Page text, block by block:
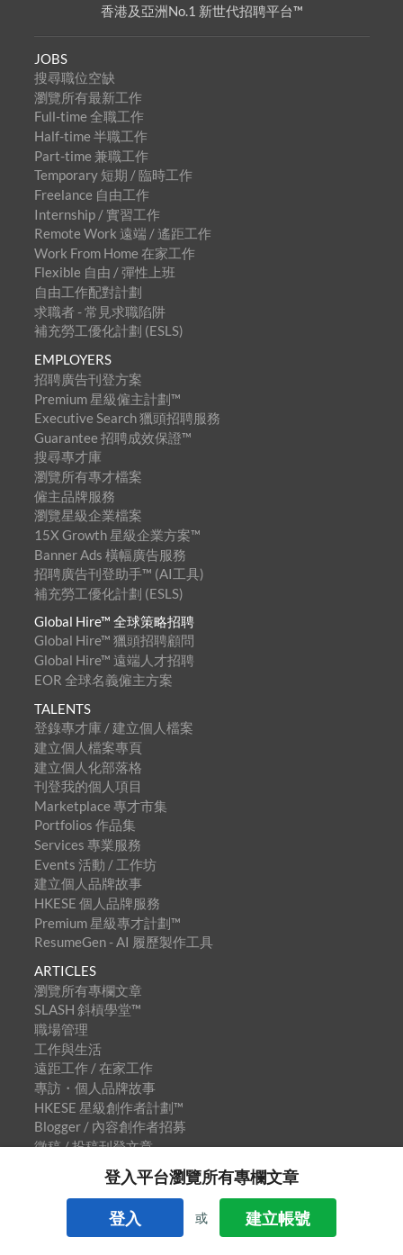
香港及亞洲No.1 新世代招聘平台™
JOBS
搜尋職位空缺
瀏覽所有最新工作
Full-time 全職工作
Half-time 半職工作
Part-time 兼職工作
Temporary 短期 / 臨時工作
Freelance 自由工作
Internship / 實習工作
Remote Work 遠端 / 遙距工作
Work From Home 在家工作
Flexible 自由 / 彈性上班
自由工作配對計劃
求職者 - 常見求職陷阱
補充勞工優化計劃 (ESLS)
EMPLOYERS
招聘廣告刊登方案
Premium 星級僱主計劃™
Executive Search 獵頭招聘服務
Guarantee 招聘成效保證™
搜尋專才庫
瀏覽所有專才檔案
僱主品牌服務
瀏覽星級企業檔案
15X Growth 星級企業方案™
Banner Ads 橫幅廣告服務
招聘廣告刊登助手™ (AI工具)
補充勞工優化計劃 (ESLS)
Global Hire™ 全球策略招聘
Global Hire™ 獵頭招聘顧問
Global Hire™ 遠端人才招聘
EOR 全球名義僱主方案
TALENTS
登錄專才庫 / 建立個人檔案
建立個人檔案專頁
建立個人化部落格
刊登我的個人項目
Marketplace 專才市集
Portfolios 作品集
Services 專業服務
Events 活動 / 工作坊
建立個人品牌故事
HKESE 個人品牌服務
Premium 星級專才計劃™
ResumeGen - AI 履歷製作工具
ARTICLES
瀏覽所有專欄文章
SLASH 斜槓學堂™
職場管理
工作與生活
遠距工作 / 在家工作
專訪・個人品牌故事
HKESE 星級創作者計劃™
Blogger / 內容創作者招募
徵稿 / 投稿刊登文章
COMMUNITY
社群會員福利
Whatsapp 小工具
登入平台瀏覽所有專欄文章
登入 或 建立帳號